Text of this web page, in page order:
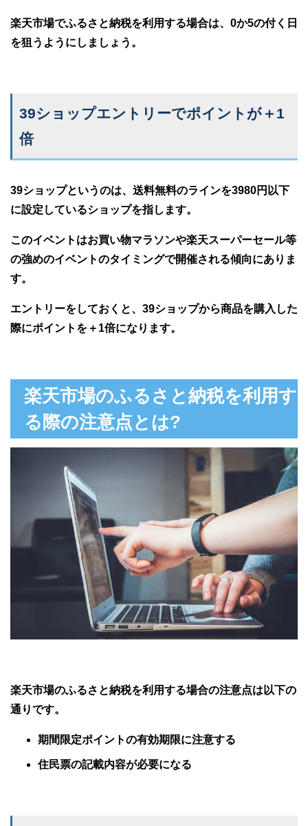
楽天市場でふるさと納税を利用する場合は、0か5の付く日
を狙うようにしましょう。
39ショップエントリーでポイントが＋1
倍
39ショップというのは、送料無料のラインを3980円以下
に設定しているショップを指します。
このイベントはお買い物マラソンや楽天スーパーセール等
の強めのイベントのタイミングで開催される傾向にありま
す。
エントリーをしておくと、39ショップから商品を購入した
際にポイントを＋1倍になります。
楽天市場のふるさと納税を利用す
る際の注意点とは?
楽天市場のふるさと納税を利用する場合の注意点は以下の
通りです。
期間限定ポイントの有効期限に注意する
住民票の記載内容が必要になる